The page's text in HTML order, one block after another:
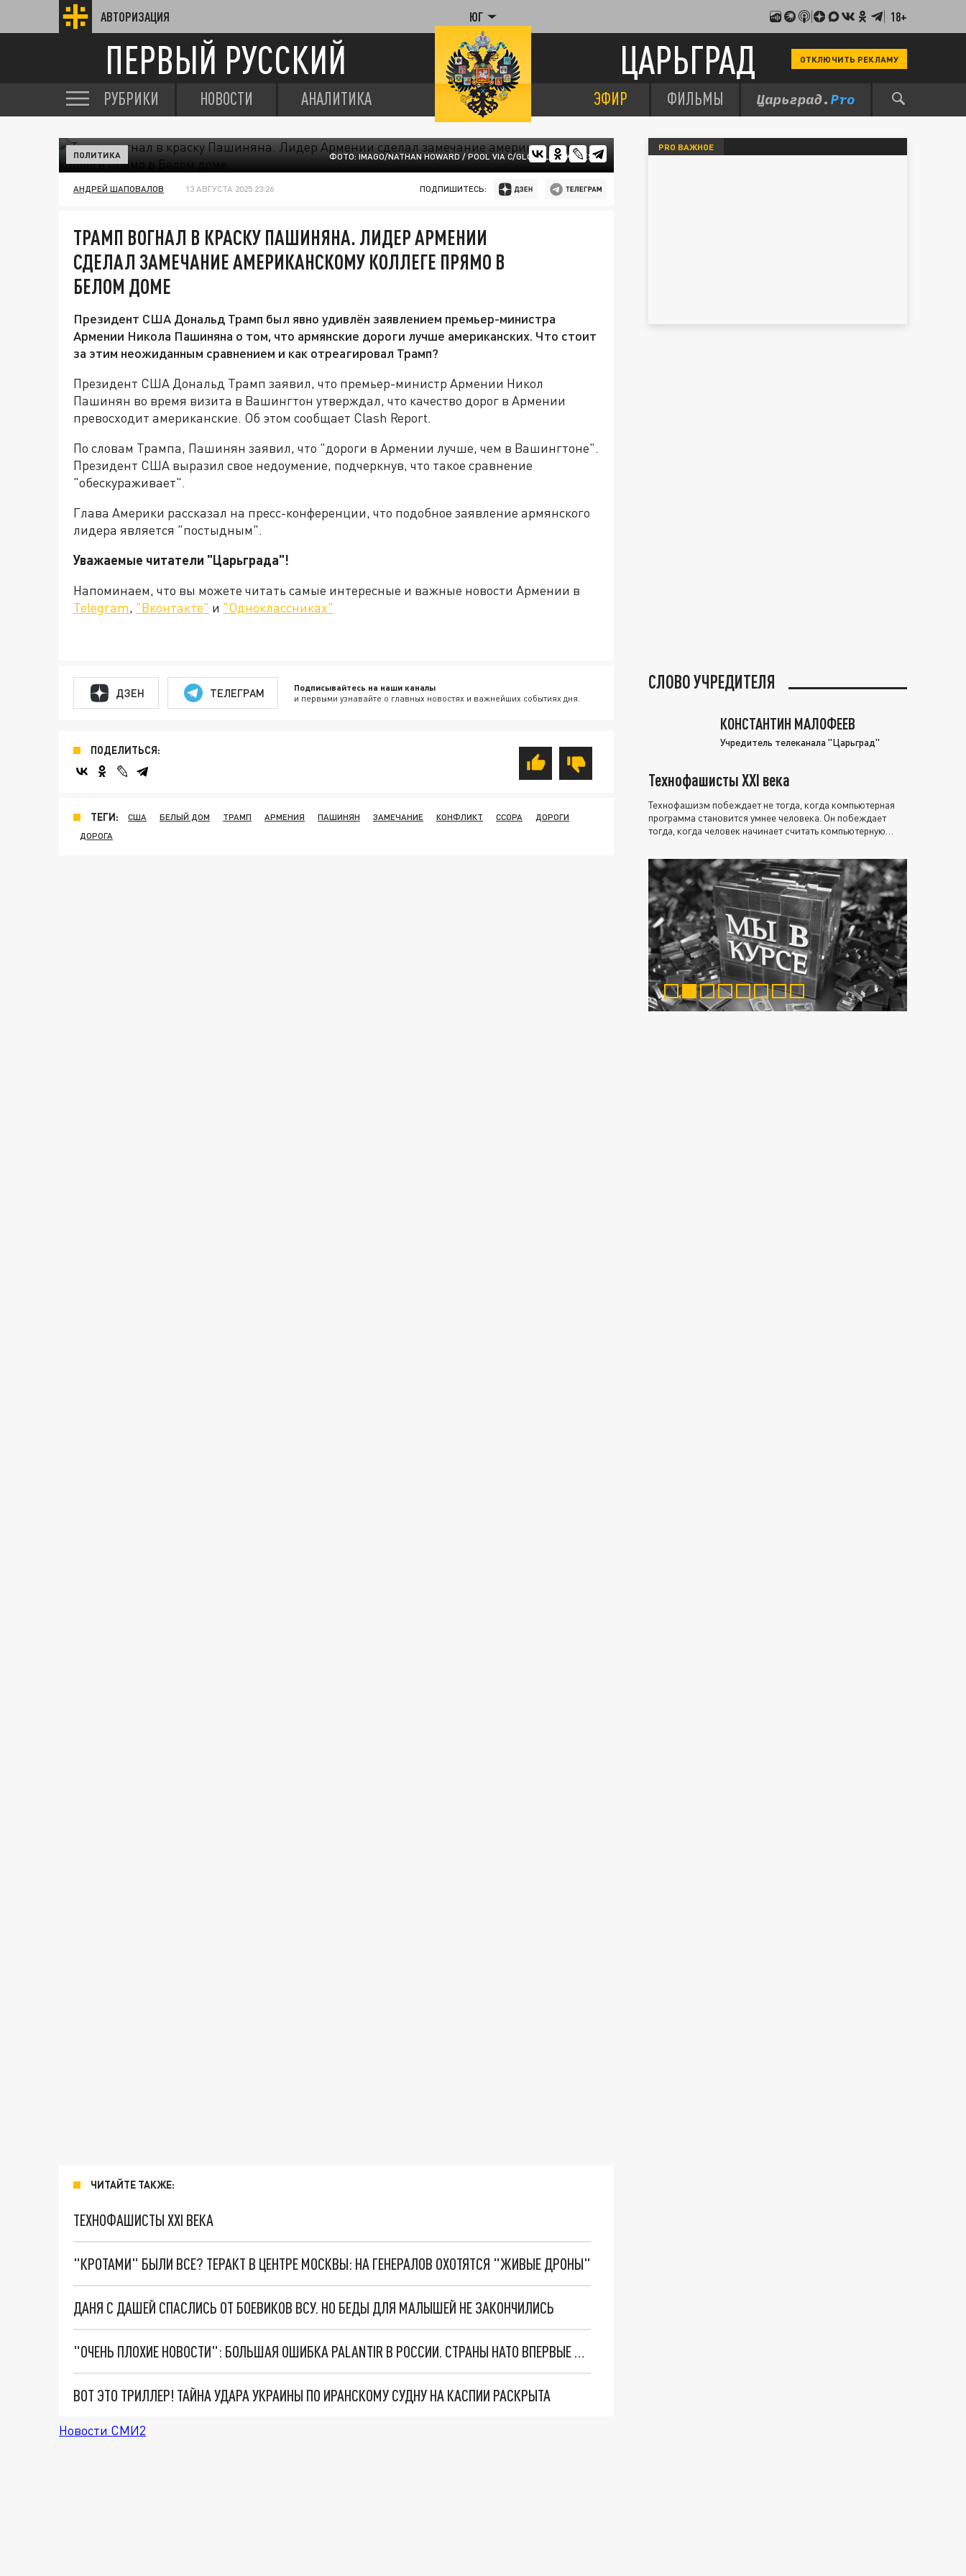
АВТОРИЗАЦИЯ ЮГ 18+
ПЕРВЫЙ РУССКИЙ ЦАРЬГРАД ОТКЛЮЧИТЬ РЕКЛАМУ
РУБРИКИ НОВОСТИ АНАЛИТИКА ЭФИР ФИЛЬМЫ
ФОТО: IMAGO/NATHAN HOWARD / POOL VIA C/GLOBALLOOKPRESS
ПОЛИТИКА
АНДРЕЙ ШАПОВАЛОВ 13 АВГУСТА 2025 23:26 ПОДПИШИТЕСЬ:
ТРАМП ВОГНАЛ В КРАСКУ ПАШИНЯНА. ЛИДЕР АРМЕНИИ
СДЕЛАЛ ЗАМЕЧАНИЕ АМЕРИКАНСКОМУ КОЛЛЕГЕ ПРЯМО В
БЕЛОМ ДОМЕ
Президент США Дональд Трамп был явно удивлён заявлением премьер-министра
Армении Никола Пашиняна о том, что армянские дороги лучше американских. Что стоит
за этим неожиданным сравнением и как отреагировал Трамп?
Президент США Дональд Трамп заявил, что премьер-министр Армении Никол
Пашинян во время визита в Вашингтон утверждал, что качество дорог в Армении
превосходит американские. Об этом сообщает Clash Report.
По словам Трампа, Пашинян заявил, что "дороги в Армении лучше, чем в Вашингтоне".
Президент США выразил свое недоумение, подчеркнув, что такое сравнение
"обескураживает".
Глава Америки рассказал на пресс-конференции, что подобное заявление армянского
лидера является "постыдным".
Уважаемые читатели "Царьграда"!
Напоминаем, что вы можете читать самые интересные и важные новости Армении в
Telegram, "Вконтакте" и "Одноклассниках"
ДЗЕН ТЕЛЕГРАМ Подписывайтесь на наши каналы
и первыми узнавайте о главных новостях и важнейших событиях дня.
ПОДЕЛИТЬСЯ:
ТЕГИ: США БЕЛЫЙ ДОМ ТРАМП АРМЕНИЯ ПАШИНЯН ЗАМЕЧАНИЕ КОНФЛИКТ ССОРА
ДОРОГИ
ДОРОГА
ЧИТАЙТЕ ТАКЖЕ:
ТЕХНОФАШИСТЫ XXI ВЕКА
"КРОТАМИ" БЫЛИ ВСЕ? ТЕРАКТ В ЦЕНТРЕ МОСКВЫ: НА ГЕНЕРАЛОВ ОХОТЯТСЯ "ЖИВЫЕ ДРОНЫ"
ДАНЯ С ДАШЕЙ СПАСЛИСЬ ОТ БОЕВИКОВ ВСУ. НО БЕДЫ ДЛЯ МАЛЫШЕЙ НЕ ЗАКОНЧИЛИСЬ
"ОЧЕНЬ ПЛОХИЕ НОВОСТИ": БОЛЬШАЯ ОШИБКА PALANTIR В РОССИИ. СТРАНЫ НАТО ВПЕРВЫЕ ЗА СВО ОСТАНОВИЛИ ПОСТАВКИ ОРУЖИЯ. ВСУ ТЕРЯЮТ ПРИГРАНИЧЬЕ?
ВОТ ЭТО ТРИЛЛЕР! ТАЙНА УДАРА УКРАИНЫ ПО ИРАНСКОМУ СУДНУ НА КАСПИИ РАСКРЫТА
Новости СМИ2
PRO ВАЖНОЕ
СЛОВО УЧРЕДИТЕЛЯ
КОНСТАНТИН МАЛОФЕЕВ
Учредитель телеканала "Царьград"
Технофашисты XXI века
Технофашизм побеждает не тогда, когда компьютерная
программа становится умнее человека. Он побеждает
тогда, когда человек начинает считать компьютерную